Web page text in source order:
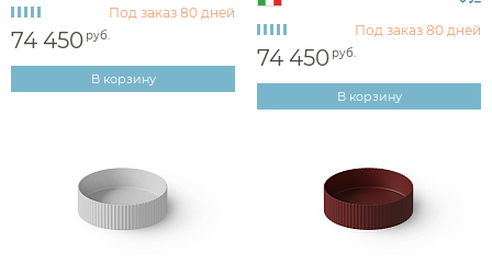
Remer
Salini
Sbordoni
Simas
раковины напольные
раковины подвесные
раковины чаши
Монтаж
Под заказ 80 дней
74 450 руб.
В корзину
Под заказ 80 дней
74 450 руб.
В корзину